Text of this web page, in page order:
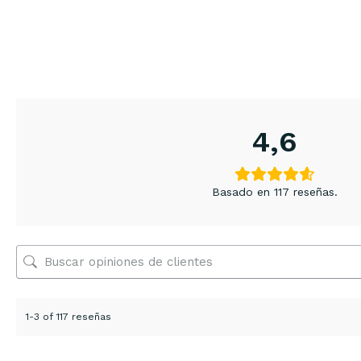
4,6
Basado en 117 reseñas.
1-3 of 117 reseñas